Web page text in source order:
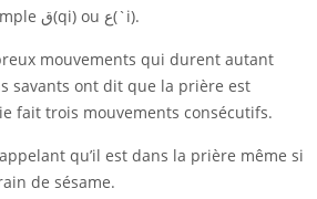
ayant un sens, par exemple ق(qi) ou ع(`i).
mouvements qui durent autant
savants ont dit que la prière est
fait trois mouvements consécutifs.
qu’il est dans la prière même si
de sésame.